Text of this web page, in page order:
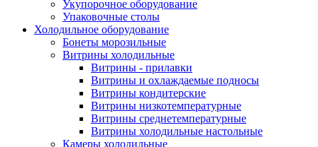
Укупорочное оборудование
Упаковочные столы
Холодильное оборудование
Бонеты морозильные
Витрины холодильные
Витрины - прилавки
Витрины и охлаждаемые подносы
Витрины кондитерские
Витрины низкотемпературные
Витрины среднетемпературные
Витрины холодильные настольные
Камеры холодильные